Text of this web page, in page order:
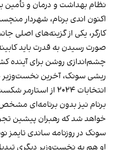
نظام بهداشت و درمان و
اکنون اندی برنام، شهردار
کارگر، یکی از گزینه‌های اصلی
صورت رسیدن به قدرت باید
چشم‌اندازی روشن برای آینده
ریشی سونک، آخرین نخست‌وزیر
انتخابات ۲۰۲۴ از
برنام نیز بدون برنامه‌ای
خواهد شد که رهبران پیشین
سونک در روزنامه ساندی تایمز
او هم به نخست‌وزیر دیگری